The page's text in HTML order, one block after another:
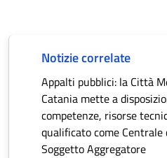
Notizie correlate
Appalti pubblici: la Città
Catania mette a
competenze, risorse
qualificato come
Soggetto Aggregatore